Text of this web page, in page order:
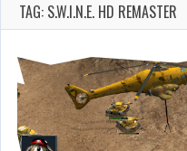
TAG: S.W.I.N.E. HD REMASTER